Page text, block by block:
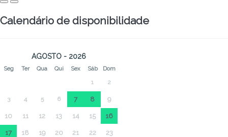
Calendário de disponibilidade
AGOSTO - 2026
Seg Ter Qua Qui Sex Sáb Dom
1 2
3 4 5 6 7 8 9
10 11 12 13 14 15 16
17 18 19 20 21 22 23